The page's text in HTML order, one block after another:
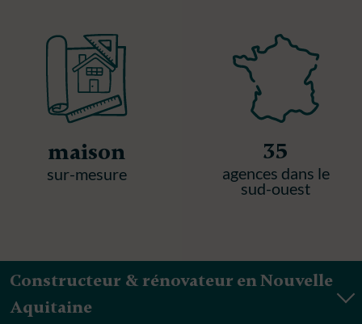
maison
sur-mesure
35
agences dans le
sud-ouest
Constructeur & rénovateur en Nouvelle
Aquitaine